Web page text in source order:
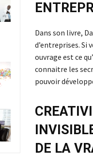
Dans son livre,
d’entreprises. Si
ouvrage est ce
connaitre les
pouvoir
DE LA